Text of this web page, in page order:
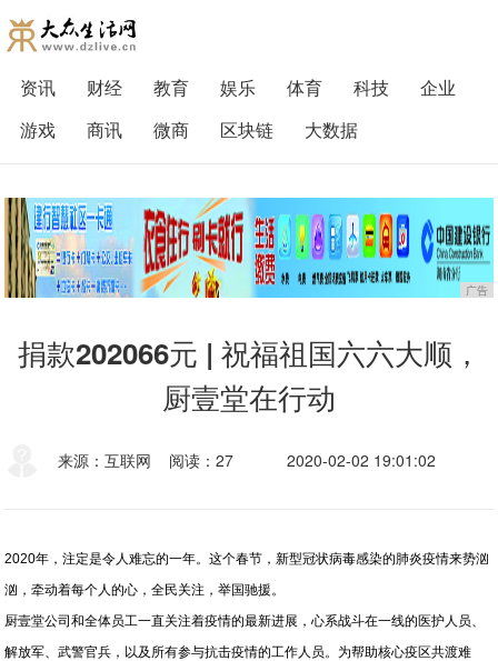
资讯 财经 教育 娱乐 体育 科技
企业
游戏
商讯 微商 区块链 大数据
广告
捐款202066元 | 祝福祖国六六大顺，
厨壹堂在行动
来源：互联网 阅读：27 2020-02-02 19:01:02
2020年，注定是令人难忘的一年。这个春节，新型冠状病毒感染的肺炎疫情来势汹
汹，牵动着每个人的心，全民关注，举国驰援。
厨壹堂公司和全体员工一直关注着疫情的最新进展，心系战斗在一线的医护人员、
解放军、武警官兵，以及所有参与抗击疫情的工作人员。为帮助核心疫区共渡难